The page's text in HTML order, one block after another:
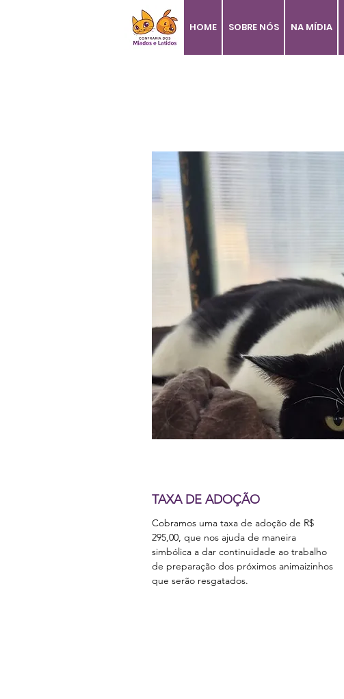
HOME SOBRE NÓS NA MÍDIA
TAXA DE ADOÇÃO
Cobramos uma taxa de adoção de R$
295,00, que nos ajuda de maneira
simbólica a dar continuidade ao trabalho
de preparação dos próximos animaizinhos
que serão resgatados.